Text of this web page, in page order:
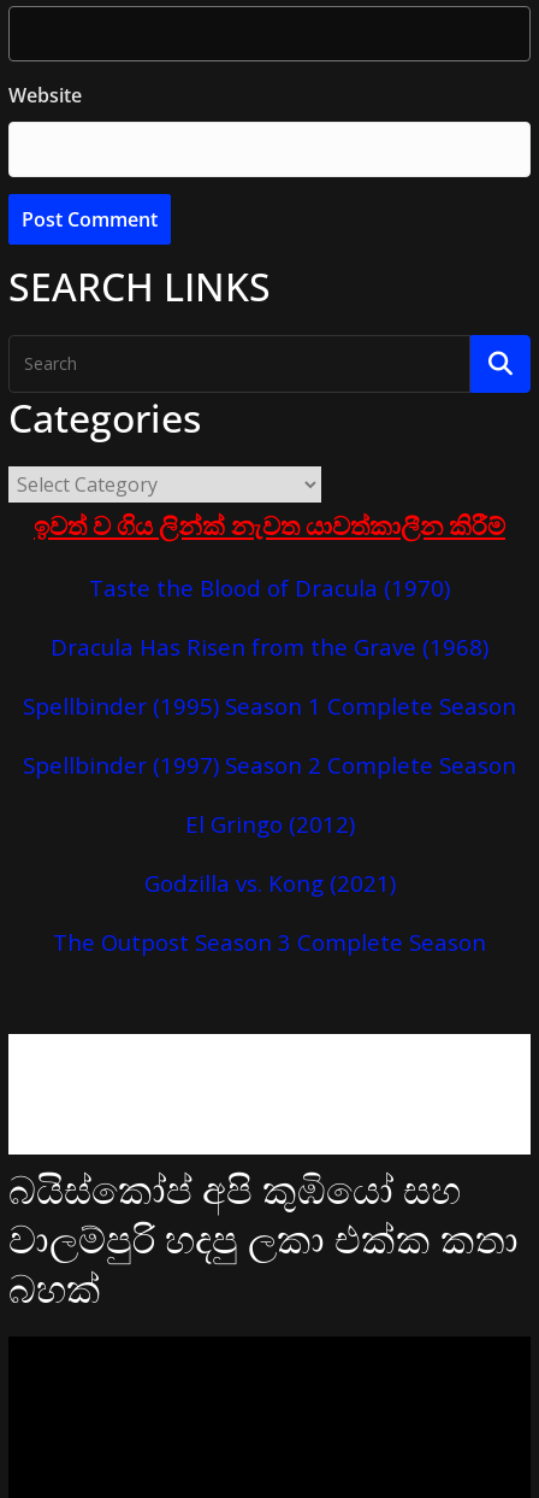
Website
SEARCH LINKS
Categories
ඉවත් ව ගිය ලින්ක් නැවත යාවත්කාලීන කිරීම්
Taste the Blood of Dracula (1970)
Dracula Has Risen from the Grave (1968)
Spellbinder (1995) Season 1 Complete Season
Spellbinder (1997) Season 2 Complete Season
El Gringo (2012)
Godzilla vs. Kong (2021)
The Outpost Season 3 Complete Season
බයිස්කෝප් අපි කුඹියෝ සහ
වාලම්පුරි හදපු ලකා එක්ක කතා
බහක්